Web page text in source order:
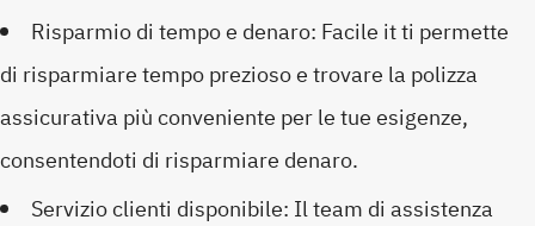
Risparmio di tempo e denaro: Facile it ti permette
di risparmiare tempo prezioso e trovare la polizza
assicurativa più conveniente per le tue esigenze,
consentendoti di risparmiare denaro.
Servizio clienti disponibile: Il team di assistenza